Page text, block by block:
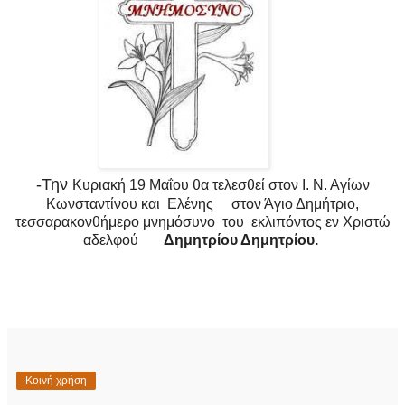
-Την Κυριακή 19 Μαΐου θα τελεσθεί στον Ι. Ν. Αγίων
Κωνσταντίνου και Ελένης στον Άγιο Δημήτριο,
τεσσαρακονθήμερο μνημόσυνο του εκλιπόντος εν Χριστώ
αδελφού Δημητρίου Δημητρίου.
Κοινή χρήση